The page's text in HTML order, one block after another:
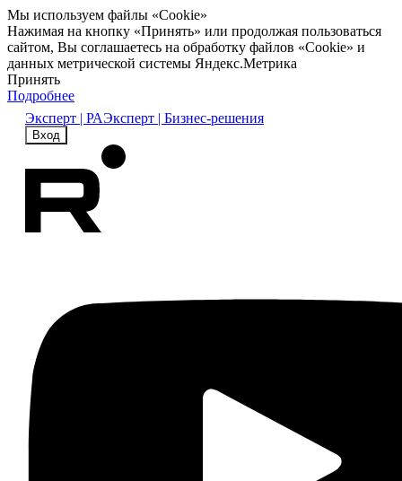
Мы используем файлы «Cookie»
Нажимая на кнопку «Принять» или продолжая пользоваться
сайтом, Вы соглашаетесь на обработку файлов «Cookie» и
данных метрической системы Яндекс.Метрика
Принять
Подробнее
Эксперт | РАЭксперт | Бизнес-решения
Вход